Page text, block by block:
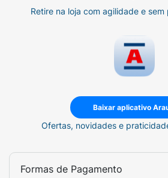
Retire na loja com agilidade e
Baixar aplicativo
Ofertas, novidades e
Formas de Pagamento